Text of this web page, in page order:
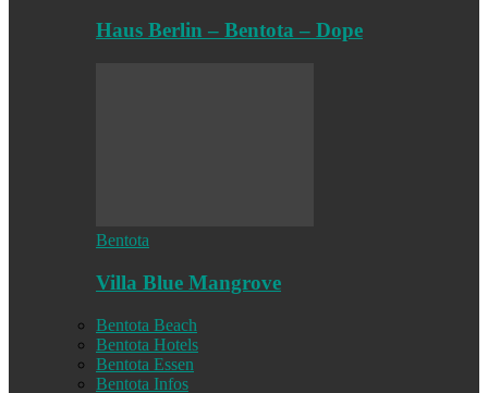
Haus Berlin – Bentota – Dope
Bentota
Villa Blue Mangrove
Bentota Beach
Bentota Hotels
Bentota Essen
Bentota Infos